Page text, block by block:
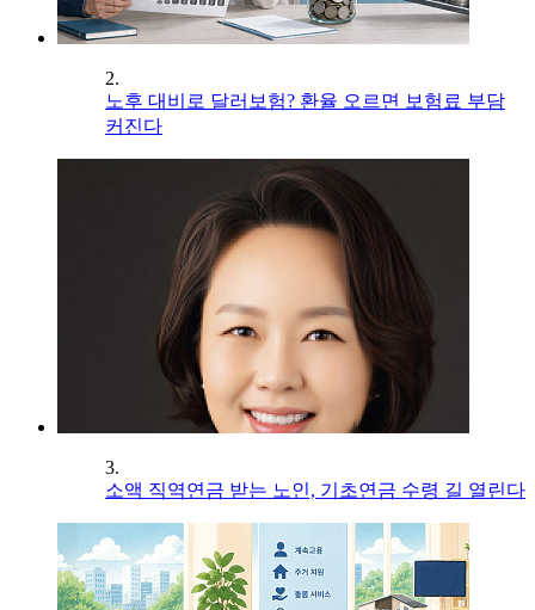
2.
노후 대비로 달러보험? 환율 오르면 보험료 부담
커진다
3.
소액 직역연금 받는 노인, 기초연금 수령 길 열린다